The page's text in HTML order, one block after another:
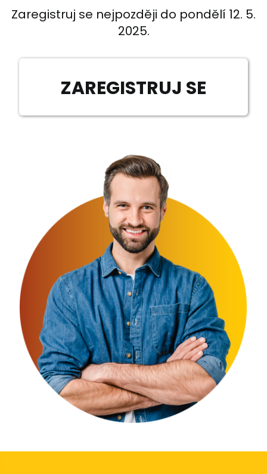
Zaregistruj se nejpozději do pondělí 12. 5.
2025.
ZAREGISTRUJ SE
Děkujeme za Váš zájem,
registrace pro rok 2025 již byla
ukončena.